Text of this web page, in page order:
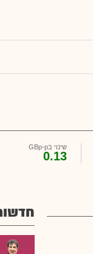
שינוי בGBp-p
0.13